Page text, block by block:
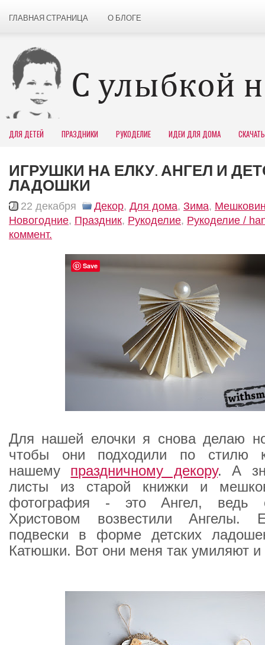
ГЛАВНАЯ СТРАНИЦА О БЛОГЕ
ДЛЯ ДЕТЕЙ ПРАЗДНИКИ РУКОДЕЛИЕ ИДЕИ ДЛЯ ДОМА СКАЧАТЬ
ИГРУШКИ НА ЕЛКУ. АНГЕЛ И
ЛАДОШКИ
22 декабря Декор, Для дома, Зима,
Новогодние, Праздник, Рукоделие, Рукоделие /
коммент.
Для нашей елочки я снова делаю
чтобы они подходили по стилю
нашему праздничному декору. А
листы из старой книжки и
фотография - это Ангел, ведь
Христовом возвестили Ангелы.
подвески в форме детских
Катюшки. Вот они меня так умиляют
Save